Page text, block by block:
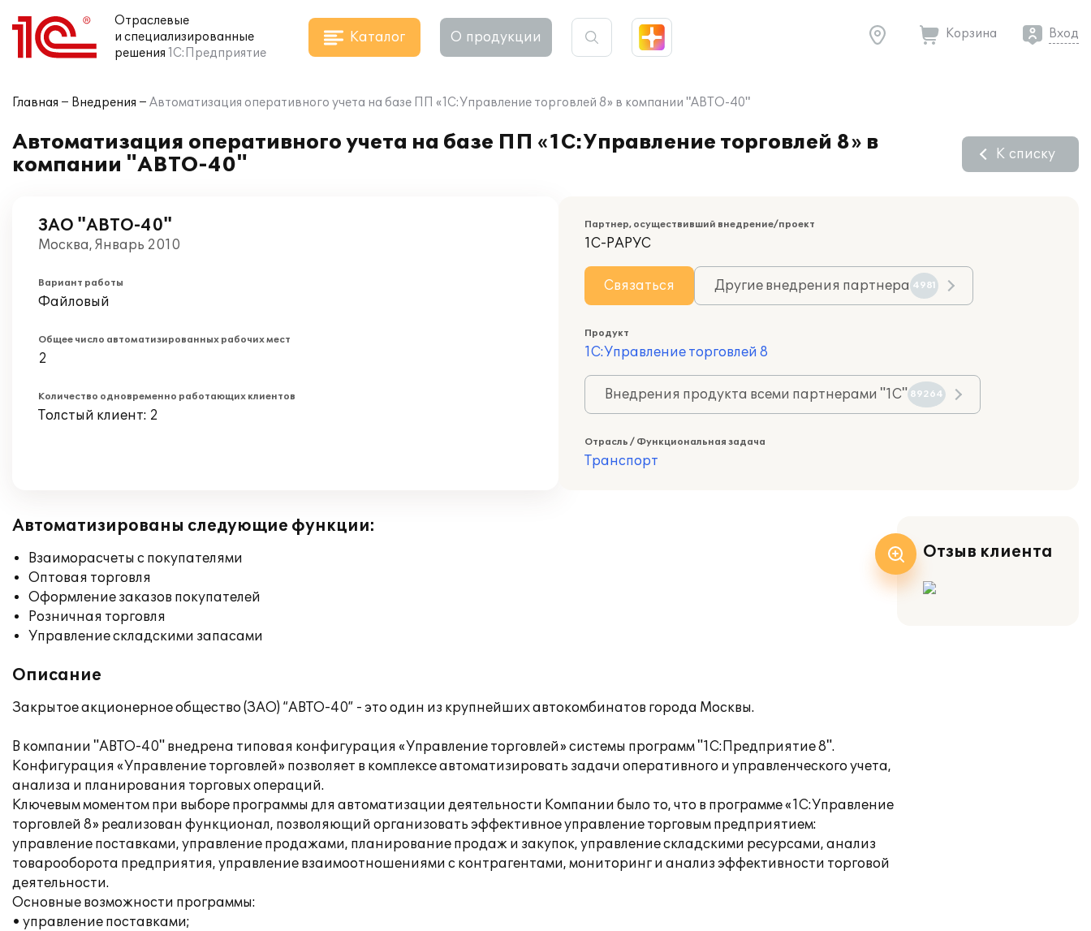
Отраслевые
и специализированные
решения 1С:Предприятие
Каталог О продукции Корзина Вход
Главная Внедрения Автоматизация оперативного учета на базе ПП «1С:Управление торговлей 8» в компании "АВТО-40"
Автоматизация оперативного учета на базе ПП «1С:Управление торговлей 8» в
компании "АВТО-40"
К списку
ЗАО "АВТО-40"
Москва, Январь 2010
Вариант работы
Файловый
Общее число автоматизированных рабочих мест
2
Количество одновременно работающих клиентов
Толстый клиент: 2
Партнер, осуществивший внедрение/проект
1С-РАРУС
Связаться Другие внедрения партнера 4981
Продукт
1С:Управление торговлей 8
Внедрения продукта всеми партнерами "1С" 89264
Отрасль / Функциональная задача
Транспорт
Автоматизированы следующие функции:
Взаиморасчеты с покупателями
Оптовая торговля
Оформление заказов покупателей
Розничная торговля
Управление складскими запасами
Описание
Закрытое акционерное общество (ЗАО) “АВТО-40” - это один из крупнейших автокомбинатов города Москвы.
В компании "АВТО-40" внедрена типовая конфигурация «Управление торговлей» системы программ "1С:Предприятие 8".
Конфигурация «Управление торговлей» позволяет в комплексе автоматизировать задачи оперативного и управленческого учета,
анализа и планирования торговых операций.
Ключевым моментом при выборе программы для автоматизации деятельности Компании было то, что в программе «1С:Управление
торговлей 8» реализован функционал, позволяющий организовать эффективное управление торговым предприятием:
управление поставками, управление продажами, планирование продаж и закупок, управление складскими ресурсами, анализ
товарооборота предприятия, управление взаимоотношениями с контрагентами, мониторинг и анализ эффективности торговой
деятельности.
Основные возможности программы:
• управление поставками;
Отзыв клиента